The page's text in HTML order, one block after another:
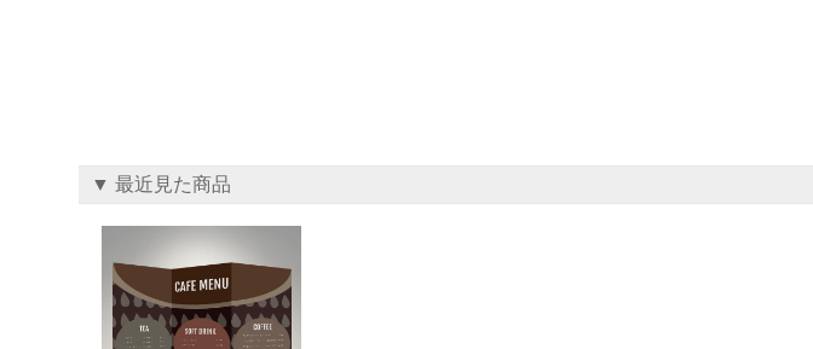
▼ 最近見た商品